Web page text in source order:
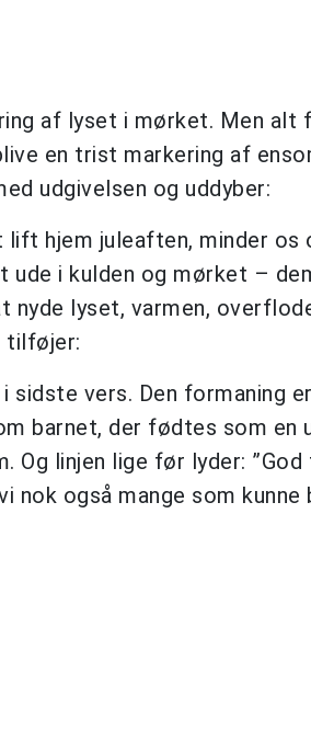
af lyset i mørket. Men alt
en trist markering af
udgivelsen og uddyber:
lift hjem juleaften, minder os
i kulden og mørket –
lyset, varmen,
tilføjer:
sidste vers. Den formaning
barnet, der fødtes som en
Og linjen lige før lyder:
nok også mange som kunne